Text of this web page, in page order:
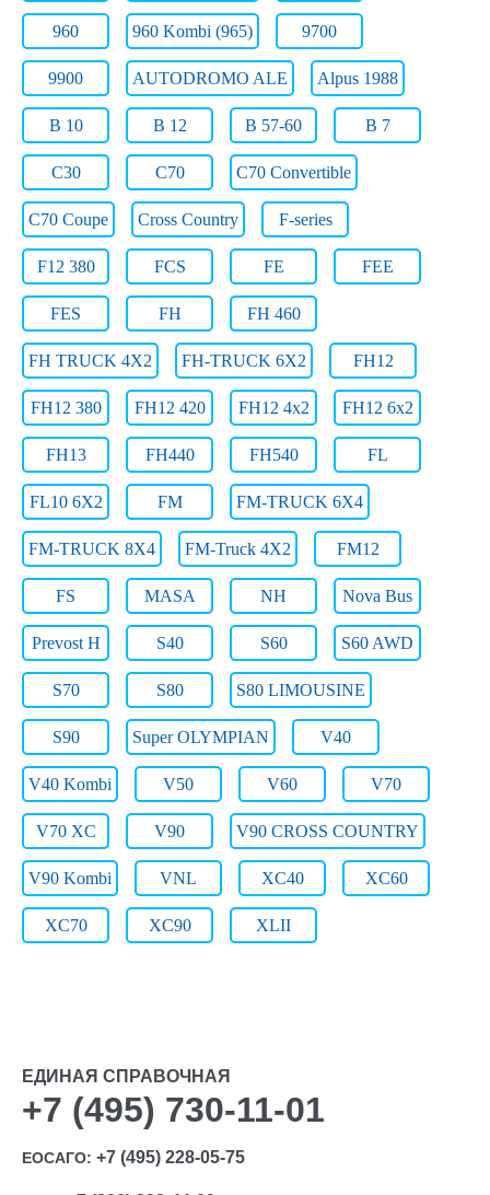
960 960 Kombi (965) 9700
9900 AUTODROMO ALE Alpus 1988
B 10 B 12 B 57-60 B 7
C30 C70 C70 Convertible
C70 Coupe Cross Country F-series
F12 380 FCS FE FEE
FES FH FH 460
FH TRUCK 4X2 FH-TRUCK 6X2 FH12
FH12 380 FH12 420 FH12 4x2 FH12 6x2
FH13 FH440 FH540 FL
FL10 6X2 FM FM-TRUCK 6X4
FM-TRUCK 8X4 FM-Truck 4X2 FM12
FS MASA NH Nova Bus
Prevost H S40 S60 S60 AWD
S70 S80 S80 LIMOUSINE
S90 Super OLYMPIAN V40
V40 Kombi V50 V60 V70
V70 XC V90 V90 CROSS COUNTRY
V90 Kombi VNL XC40 XC60
XC70 XC90 XLII
ЕДИНАЯ СПРАВОЧНАЯ
+7 (495) 730-11-01
ЕОСАГО: +7 (495) 228-05-75